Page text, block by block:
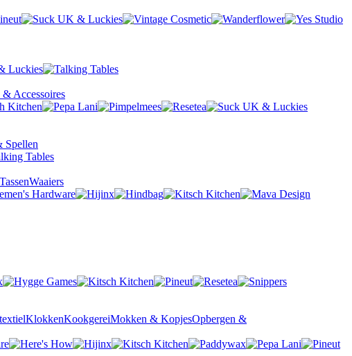
& Accessoires
Spellen
TassenWaaiers
KlokkenKookgereiMokken & KopjesOpbergen &